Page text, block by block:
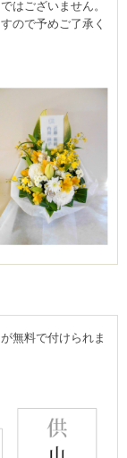
はございません。
ので予めご了承く
無料で付けられま